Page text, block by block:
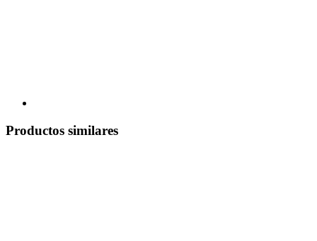
Productos similares